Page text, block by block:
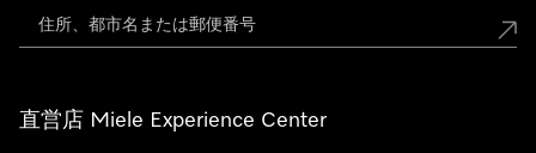
直営店 Miele Experience Center